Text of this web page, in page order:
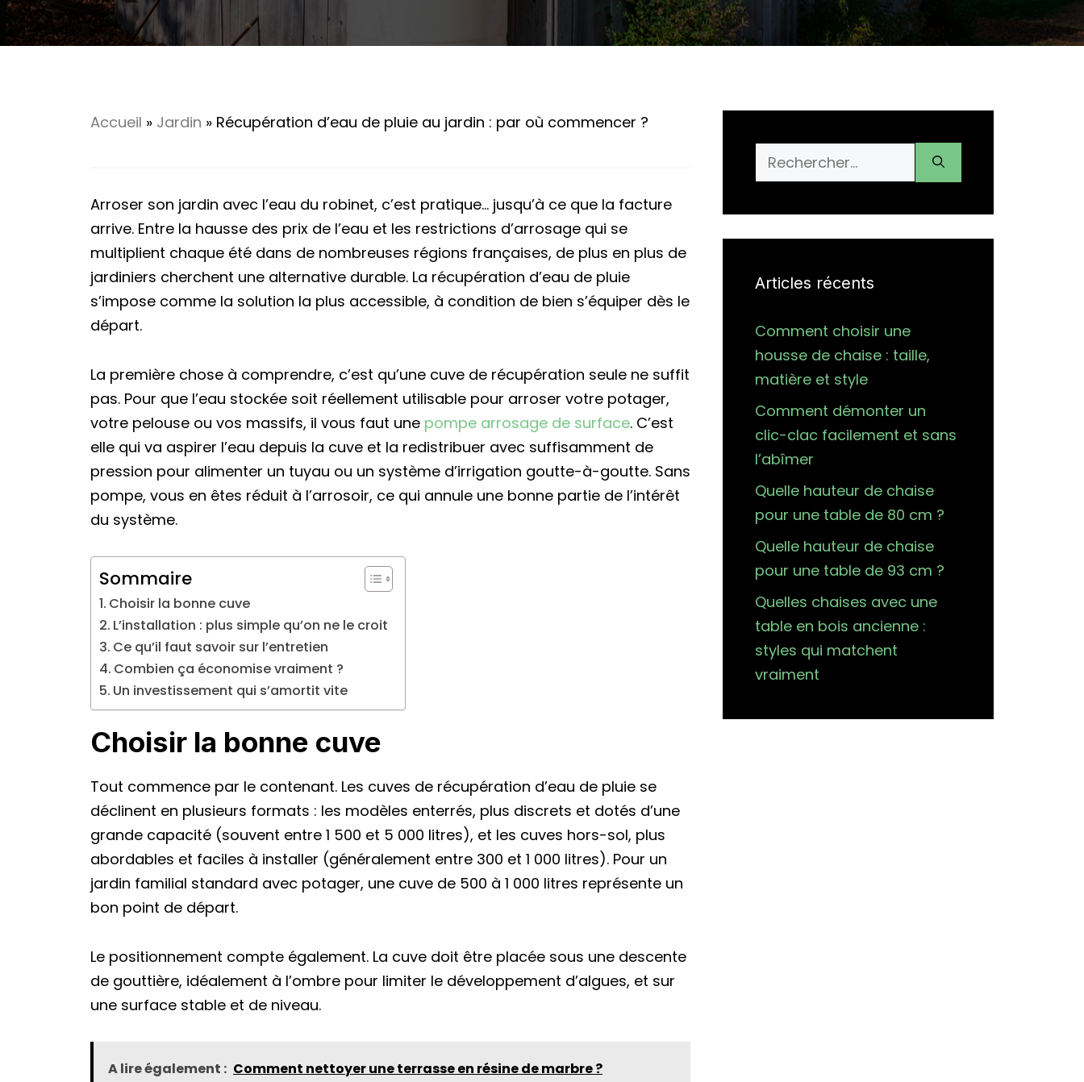
Accueil » Jardin » Récupération d’eau de pluie au jardin : par où commencer ?
Arroser son jardin avec l’eau du robinet, c’est pratique… jusqu’à ce que la facture
arrive. Entre la hausse des prix de l’eau et les restrictions d’arrosage qui se
multiplient chaque été dans de nombreuses régions françaises, de plus en plus de
jardiniers cherchent une alternative durable. La récupération d’eau de pluie
s’impose comme la solution la plus accessible, à condition de bien s’équiper dès le
départ.
La première chose à comprendre, c’est qu’une cuve de récupération seule ne suffit
pas. Pour que l’eau stockée soit réellement utilisable pour arroser votre potager,
votre pelouse ou vos massifs, il vous faut une pompe arrosage de surface. C’est
elle qui va aspirer l’eau depuis la cuve et la redistribuer avec suffisamment de
pression pour alimenter un tuyau ou un système d’irrigation goutte-à-goutte. Sans
pompe, vous en êtes réduit à l’arrosoir, ce qui annule une bonne partie de l’intérêt
du système.
Sommaire
Choisir la bonne cuve
L’installation : plus simple qu’on ne le croit
Ce qu’il faut savoir sur l’entretien
Combien ça économise vraiment ?
Un investissement qui s’amortit vite
Choisir la bonne cuve
Tout commence par le contenant. Les cuves de récupération d’eau de pluie se
déclinent en plusieurs formats : les modèles enterrés, plus discrets et dotés d’une
grande capacité (souvent entre 1 500 et 5 000 litres), et les cuves hors-sol, plus
abordables et faciles à installer (généralement entre 300 et 1 000 litres). Pour un
jardin familial standard avec potager, une cuve de 500 à 1 000 litres représente un
bon point de départ.
Le positionnement compte également. La cuve doit être placée sous une descente
de gouttière, idéalement à l’ombre pour limiter le développement d’algues, et sur
une surface stable et de niveau.
A lire également : Comment nettoyer une terrasse en résine de marbre ?
Rechercher :
Articles récents
Comment choisir une
housse de chaise : taille,
matière et style
Comment démonter un
clic-clac facilement et sans
l’abîmer
Quelle hauteur de chaise
pour une table de 80 cm ?
Quelle hauteur de chaise
pour une table de 93 cm ?
Quelles chaises avec une
table en bois ancienne :
styles qui matchent
vraiment